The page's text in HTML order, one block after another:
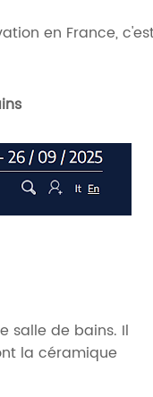
en France,
salle de bains. Il
la céramique